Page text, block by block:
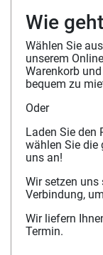
Wie
Wählen Sie
unserem
Warenkorb
bequem zu
Oder
Laden Sie den
wählen Sie die
uns an!
Wir setzen
Verbindung,
Wir liefern
Termin.